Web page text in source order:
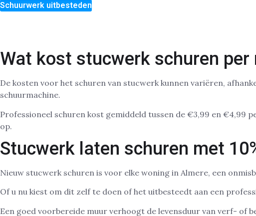
Schuurwerk uitbesteden
Wat kost stucwerk schuren per
De kosten voor het schuren van stucwerk kunnen variëren,
schuurmachine.
Professioneel schuren kost gemiddeld tussen de €3,99 en €4,99
op.
Stucwerk laten schuren met
Nieuw stucwerk schuren is voor elke woning in Almere, een
Of u nu kiest om dit zelf te doen of het uitbesteedt aan een
Een goed voorbereide muur verhoogt de levensduur van verf-